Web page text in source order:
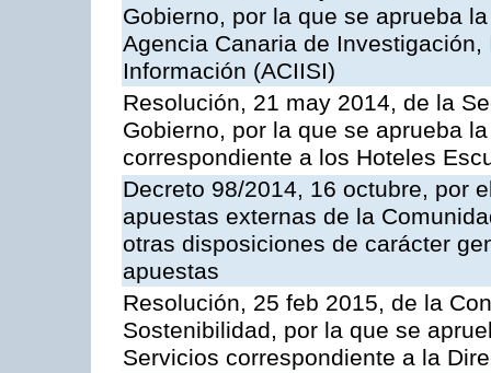
Gobierno, por la que se aprueba
Agencia Canaria de
Información (ACIISI)
Resolución, 21 may 2014, de la
Gobierno, por la que se aprueba
correspondiente a los Hoteles
Decreto 98/2014, 16 octubre, por
apuestas externas de la
otras disposiciones de carácter
apuestas
Resolución, 25 feb 2015, de la
Sostenibilidad, por la que se
Servicios correspondiente a la